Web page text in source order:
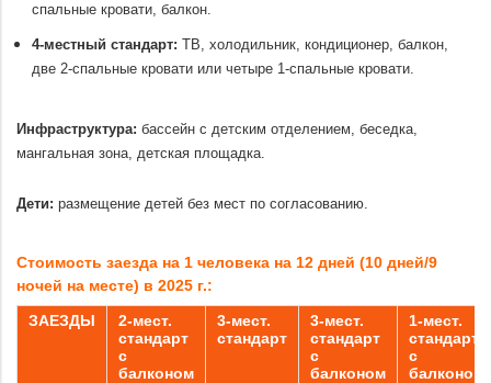
спальные кровати, балкон.
4-местный стандарт: ТВ, холодильник, кондиционер, балкон,
две 2-спальные кровати или четыре 1-спальные кровати.
Инфраструктура: бассейн с детским отделением, беседка,
мангальная зона, детская площадка.
Дети: размещение детей без мест по согласованию.
Стоимость заезда на 1 человека на 12 дней (10 дней/9
ночей на месте) в 2025 г.:
ЗАЕЗДЫ
2-мест.
стандарт
с
балконом
3-мест.
стандарт
3-мест.
стандарт
с
балконом
1-мест.
стандарт
с
балконом